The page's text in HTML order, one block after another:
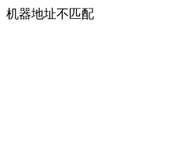
机器地址不匹配